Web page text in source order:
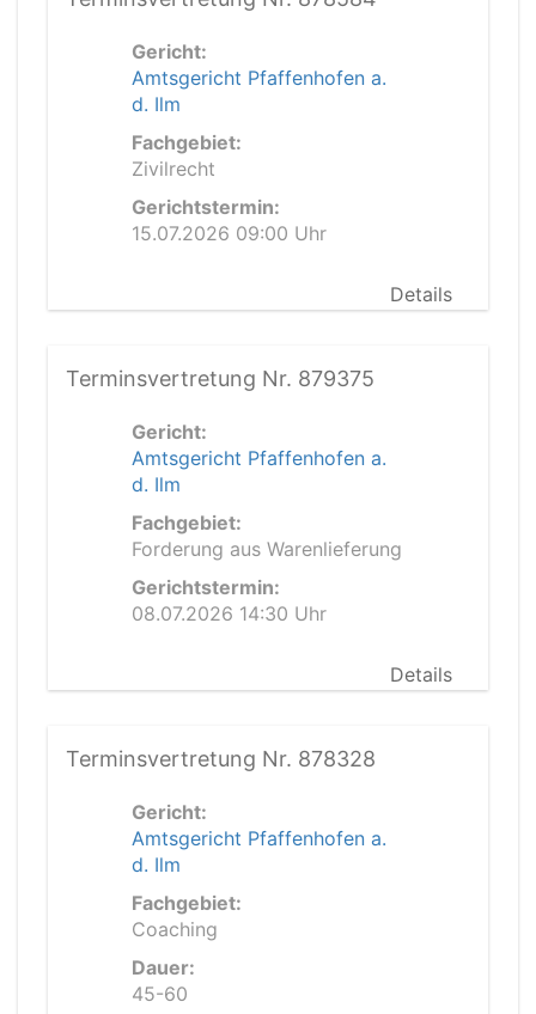
Gericht:
Amtsgericht Pfaffenhofen a.
d. Ilm
Fachgebiet:
Zivilrecht
Gerichtstermin:
15.07.2026 09:00 Uhr
Details
Terminsvertretung Nr. 879375
Gericht:
Amtsgericht Pfaffenhofen a.
d. Ilm
Fachgebiet:
Forderung aus Warenlieferung
Gerichtstermin:
08.07.2026 14:30 Uhr
Details
Terminsvertretung Nr. 878328
Gericht:
Amtsgericht Pfaffenhofen a.
d. Ilm
Fachgebiet:
Coaching
Dauer:
45-60